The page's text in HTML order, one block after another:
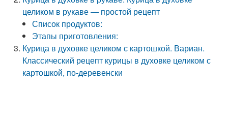
целиком в рукаве — простой рецепт
Список продуктов:
Этапы приготовления:
Курица в духовке целиком с картошкой. Вариан.
Классический рецепт курицы в духовке целиком с
картошкой, по-деревенски